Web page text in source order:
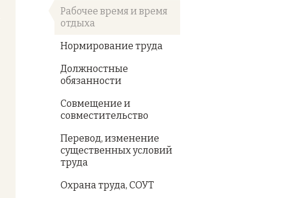
Рабочее время и время
отдыха
Нормирование труда
Должностные
обязанности
Совмещение и
совместительство
Перевод, изменение
существенных условий
труда
Охрана труда, СОУТ